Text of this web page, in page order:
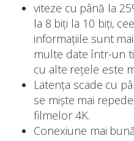
viteze cu până la
la 8 biți la 10 biți,
informațiile sunt
multe date într-un
cu alte rețele este
Latența scade cu
se miște mai
filmelor 4K.
Conexiune mai